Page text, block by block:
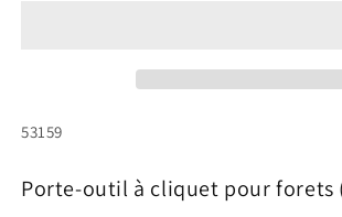
(à
SKU:
53159
Porte-outil à cliquet pour forets